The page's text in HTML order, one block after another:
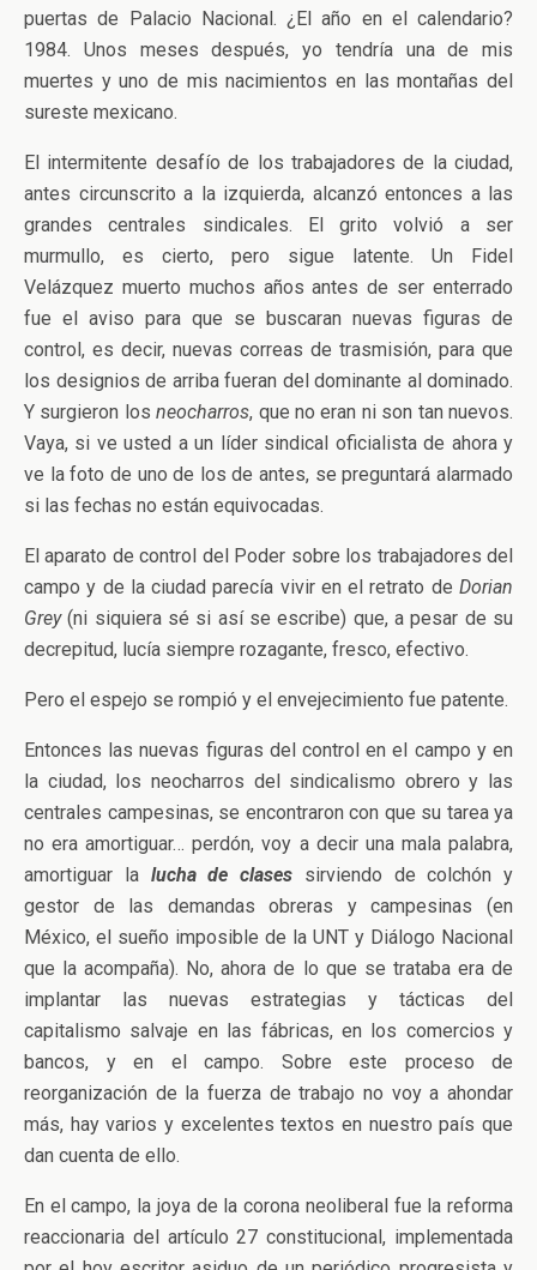
puertas de Palacio Nacional. ¿El año en el calendario?
1984. Unos meses después, yo tendría una de mis
muertes y uno de mis nacimientos en las montañas del
sureste mexicano.
El intermitente desafío de los trabajadores de la ciudad,
antes circunscrito a la izquierda, alcanzó entonces a las
grandes centrales sindicales. El grito volvió a ser
murmullo, es cierto, pero sigue latente. Un Fidel
Velázquez muerto muchos años antes de ser enterrado
fue el aviso para que se buscaran nuevas figuras de
control, es decir, nuevas correas de trasmisión, para que
los designios de arriba fueran del dominante al dominado.
Y surgieron losneocharros, que no eran ni son tan nuevos.
Vaya, si ve usted a un líder sindical oficialista de ahora y
ve la foto de uno de los de antes, se preguntará alarmado
si las fechas no están equivocadas.
El aparato de control del Poder sobre los trabajadores del
campo y de la ciudad parecía vivir en el retrato de Dorian
Grey(ni siquiera sé si así se escribe) que, a pesar de su
decrepitud, lucía siempre rozagante, fresco, efectivo.
Pero el espejo se rompió y el envejecimiento fue patente.
Entonces las nuevas figuras del control en el campo y en
la ciudad, los neocharros del sindicalismo obrero y las
centrales campesinas, se encontraron con que su tarea ya
no era amortiguar… perdón, voy a decir una mala palabra,
amortiguar la lucha de clases sirviendo de colchón y
gestor de las demandas obreras y campesinas (en
México, el sueño imposible de la UNT y Diálogo Nacional
que la acompaña). No, ahora de lo que se trataba era de
implantar las nuevas estrategias y tácticas del
capitalismo salvaje en las fábricas, en los comercios y
bancos, y en el campo. Sobre este proceso de
reorganización de la fuerza de trabajo no voy a ahondar
más, hay varios y excelentes textos en nuestro país que
dan cuenta de ello.
En el campo, la joya de la corona neoliberal fue la reforma
reaccionaria del artículo 27 constitucional, implementada